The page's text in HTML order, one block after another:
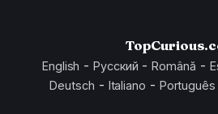
English -Русский -Română -
Deutsch - Italiano - Português